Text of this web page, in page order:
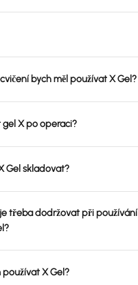
bych měl používat X Gel?
X po operaci?
Gel skladovat?
třeba dodržovat při používání
X Gel?